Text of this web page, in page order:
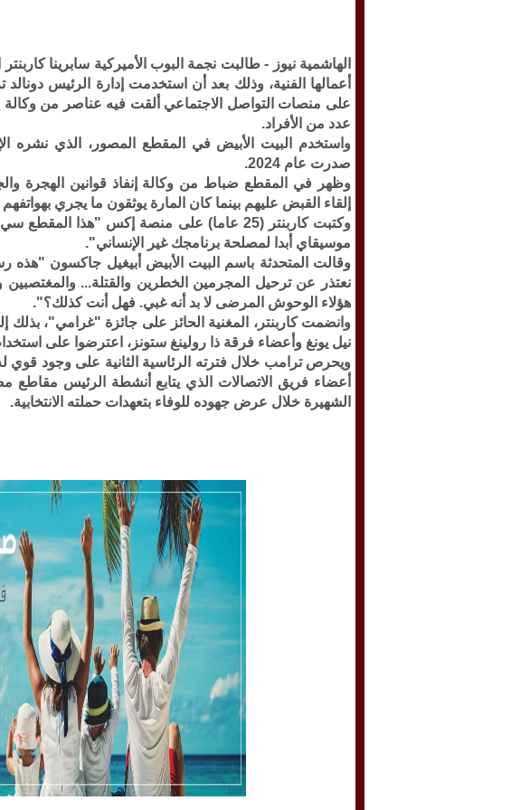
الهاشمية نيوز -طالبت نجمة البوب الأميركية سابرينا
أعمالها الفنية، وذلك بعد أن استخدمت إدارة الرئيس
على منصات التواصل الاجتماعي ألقت فيه عناصر من وكالة
عدد من الأفراد.
واستخدم البيت الأبيض في المقطع المصور، الذي نشره
صدرت عام 2024.
وظهر في المقطع ضباط من وكالة إنفاذ قوانين الهجرة
إلقاء القبض عليهم بينما كان المارة يوثقون ما يجري
وكتبت كاربنتر (25 عاما) على منصة إكس "هذا
موسيقاي أبدا لمصلحة برنامجك غير الإنساني".
وقالت المتحدثة باسم البيت الأبيض أبيغيل جاكسون "هذه
نعتذر عن ترحيل المجرمين الخطرين والقتلة...
هؤلاء الوحوش المرضى لا بد أنه غبي. فهل أنت كذلك؟".
نيل يونغ وأعضاء فرقة ذا رولينغ ستونز، اعترضوا على
ويحرص ترامب خلال فترته الرئاسية الثانية على وجود قوي
أعضاء فريق الاتصالات الذي يتابع أنشطة الرئيس مقاطع
الشهيرة خلال عرض جهوده للوفاء بتعهدات حملته الانتخابية.